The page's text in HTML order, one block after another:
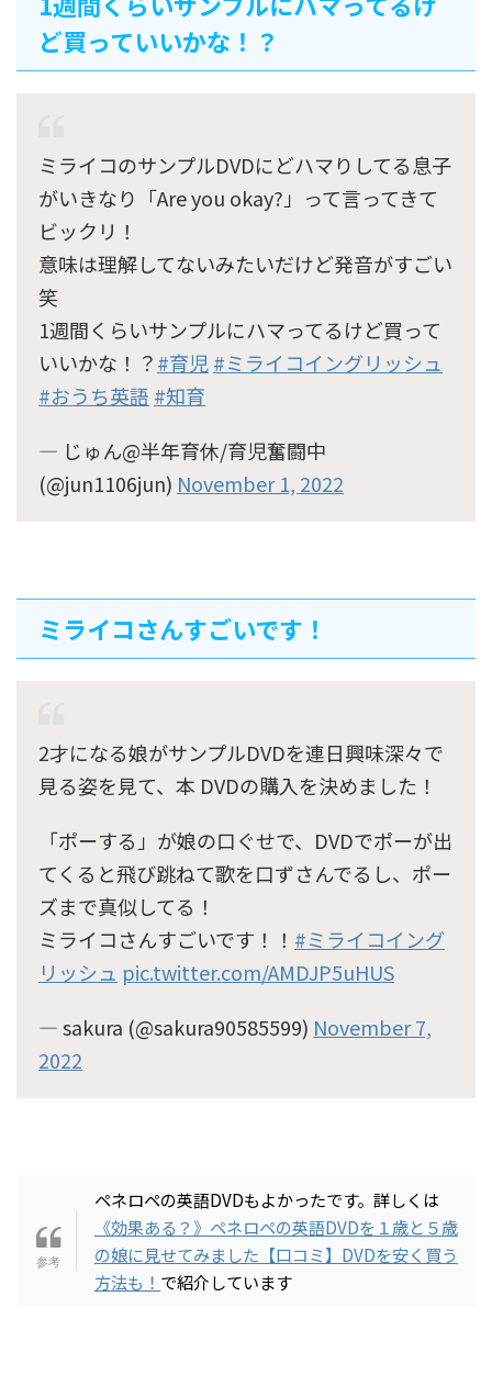
ど買っていいかな！？
ミライコのサンプルDVDにどハマりしてる息子
がいきなり「Are you okay?」って言ってきて
ビックリ！
意味は理解してないみたいだけど発音がすごい
笑
1週間くらいサンプルにハマってるけど買って
いいかな！？#育児#ミライコイングリッシュ
#おうち英語 #知育
— じゅん@半年育休/育児奮闘中
(@jun1106jun) November 1, 2022
ミライコさんすごいです！
2才になる娘がサンプルDVDを連日興味深々で
見る姿を見て、本 DVDの購入を決めました！
「ポーする」が娘の口ぐせで、DVDでポーが出
てくると飛び跳ねて歌を口ずさんでるし、ポー
ズまで真似してる！
ミライコさんすごいです！！ #ミライコイング
リッシュ pic.twitter.com/AMDJP5uHUS
— sakura (@sakura90585599) November 7,
2022
ペネロペの英語DVDもよかったです。詳しくは
《効果ある？》ペネロペの英語DVDを１歳と５歳
の娘に見せてみました【口コミ】DVDを安く買う
方法も！ で紹介しています